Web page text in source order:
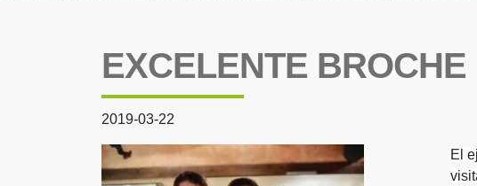
EXCELENTE BROCHE
2019-03-22
El